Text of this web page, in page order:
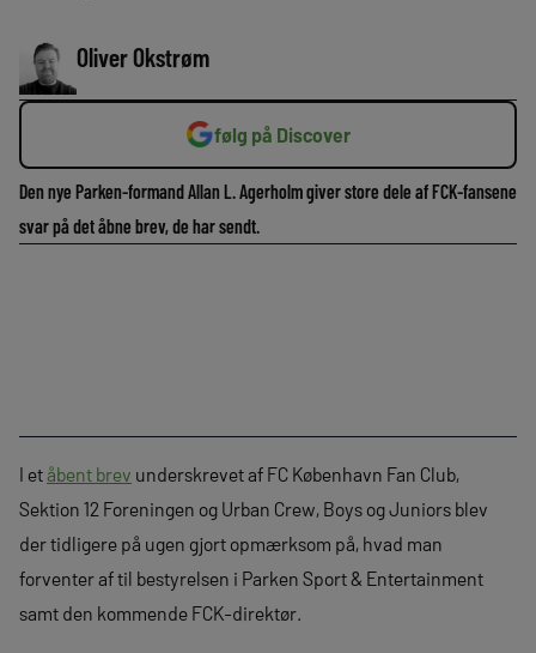
Oliver Okstrøm
følg på Discover
Den nye Parken-formand Allan L. Agerholm giver store dele af FCK-fansene
svar på det åbne brev, de har sendt.
I etåbent brev underskrevet af FC København Fan Club,
Sektion 12 Foreningen og Urban Crew, Boys og Juniors blev
der tidligere på ugen gjort opmærksom på, hvad man
forventer af til bestyrelsen i Parken Sport & Entertainment
samt den kommende FCK-direktør.